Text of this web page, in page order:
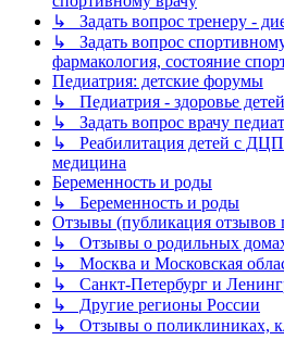
↳ Задать вопрос тренеру -
↳ Задать вопрос
фармакология, состояние
Педиатрия: детские форумы
↳ Педиатрия - здоровье
↳ Задать вопрос врачу
↳ Реабилитация детей с ДЦП
медицина
Беременность и роды
↳ Беременность и роды
Отзывы (публикация отзывов
↳ Отзывы о родильных
↳ Москва и Московская
↳ Санкт-Петербург и
↳ Другие регионы России
↳ Отзывы о поликлиниках,